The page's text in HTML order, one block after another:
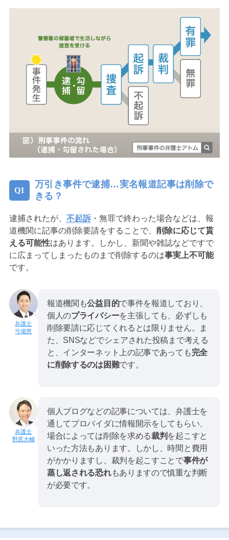
万引き事件で逮捕…実名報道記事は削除で
きる？
逮捕されたが、 不起訴・無罪で終わった場合などは、報
道機関に記事の削除要請をすることで、 削除に応じて貰
える可能性はあります。しかし、新聞や雑誌などですで
に広まってしまったものまで削除するのは事実上不可能
です。
弓場慧
報道機関も公益目的で事件を報道しており、
個人のプライバシーを主張しても、必ずしも
削除要請に応じてくれるとは限りません。ま
た、SNSなどでシェアされた投稿まで考える
と、インターネット上の記事であっても完全
に削除するのは困難です。
野尻大輔
個人ブログなどの記事については、弁護士を
通してプロバイダに情報開示をしてもらい、
場合によっては削除を求める裁判 を起こすと
いった方法もあります。しかし、時間と費用
がかかりますし、裁判を起こすことで事件が
蒸し返される恐れもありますので慎重な判断
が必要です。